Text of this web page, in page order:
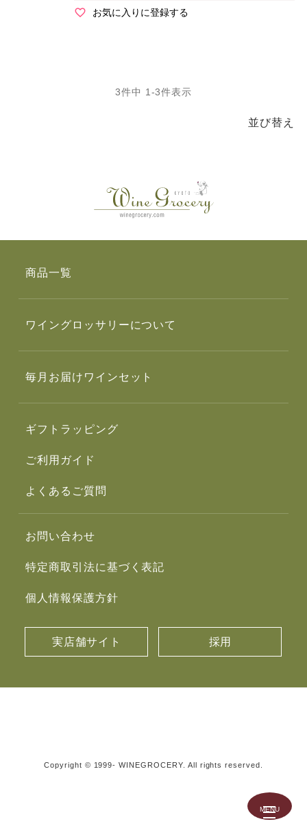
お気に入りに登録する
並び替え
3件中 1 -3件表示
商品一覧
ワイングロッサリーについて
毎月お届けワインセット
ギフトラッピング
ご利用ガイド
よくあるご質問
お問い合わせ
特定商取引法に基づく表記
個人情報保護方針
実店舗サイト 採用
Copyright © 1999- WINEGROCERY. All rights reserved.